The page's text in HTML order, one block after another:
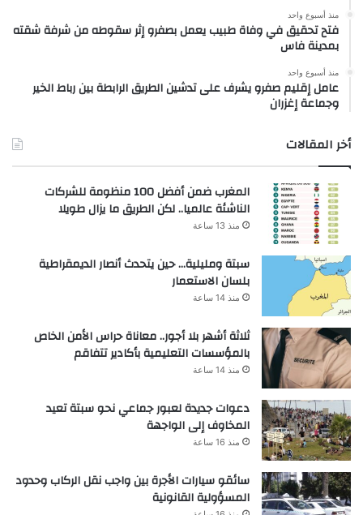
منذ أسبوع واحد
فتح تحقيق في وفاة طبيب يعمل بصفرو إثر سقوطه من شرفة شقته
بمدينة فاس
منذ أسبوع واحد
عامل إقليم صفرو يشرف على تدشين الطريق الرابطة بين رباط الخير
وجماعة إغزران
أخر المقالات
المغرب ضمن أفضل 100 منظومة للشركات
الناشئة عالميا.. لكن الطريق ما يزال طويلا
منذ 13 ساعة
سبتة ومليلية… حين يتحدث أنصار الديمقراطية
بلسان الاستعمار
منذ 14 ساعة
ثلاثة أشهر بلا أجور.. معاناة حراس الأمن الخاص
بالمؤسسات التعليمية بأكادير تتفاقم
منذ 14 ساعة
دعوات جديدة لعبور جماعي نحو سبتة تعيد
المخاوف إلى الواجهة
منذ 16 ساعة
سائقو سيارات الأجرة بين واجب نقل الركاب وحدود
المسؤولية القانونية